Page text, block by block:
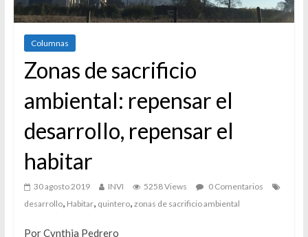
Columnas
Zonas de sacrificio
ambiental: repensar el
desarrollo, repensar el
habitar
30 agosto 2019 INVI 5258 Views
0 Comentarios
desarrollo, Habitar, quintero, zonas de sacrificio ambiental
Por Cynthia Pedrero